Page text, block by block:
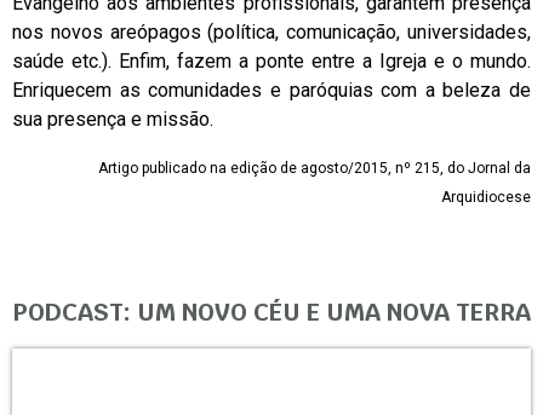
nos novos areópagos (política, comunicação, universidades,
saúde etc.). Enfim, fazem a ponte entre a Igreja e o mundo.
Enriquecem as comunidades e paróquias com a beleza de
sua presença e missão.
Artigo publicado na edição de agosto/2015, nº 215, do Jornal da
Arquidiocese
PODCAST: UM NOVO CÉU E UMA NOVA TERRA